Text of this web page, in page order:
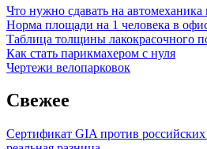
Что нужно сдавать на автомеханика
Норма площади на 1 человека в
Таблица толщины лакокрасочного
Как стать парикмахером с нуля
Чертежи велопарковок
Свежее
Сертификат GIA против российских